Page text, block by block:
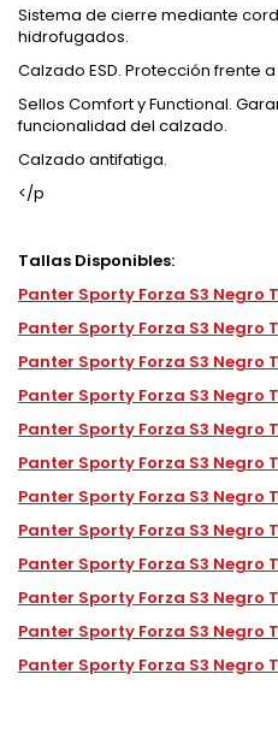
Sistema de cierre mediante
hidrofugados.
Calzado ESD. Protección frente
Sellos Comfort y Functional.
funcionalidad del calzado.
Calzado antifatiga.
</p
Tallas Disponibles:
Panter Sporty Forza S3 Negro
Panter Sporty Forza S3 Negro
Panter Sporty Forza S3 Negro
Panter Sporty Forza S3 Negro
Panter Sporty Forza S3 Negro
Panter Sporty Forza S3 Negro
Panter Sporty Forza S3 Negro
Panter Sporty Forza S3 Negro
Panter Sporty Forza S3 Negro
Panter Sporty Forza S3 Negro
Panter Sporty Forza S3 Negro
Panter Sporty Forza S3 Negro